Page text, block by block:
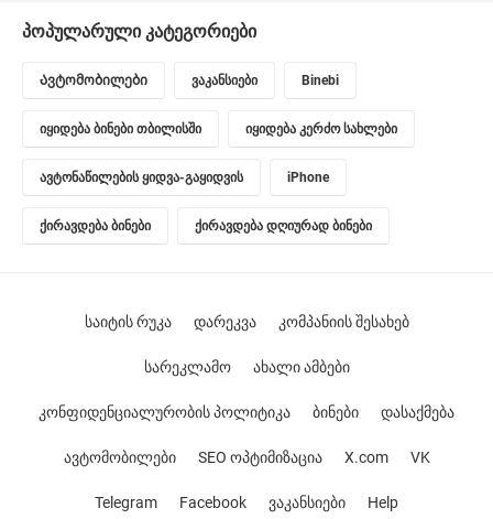
პოპულარული კატეგორიები
Ავტომობილები ვაკანსიები Binebi
იყიდება ბინები თბილისში იყიდება კერძო სახლები
ავტონაწილების ყიდვა-გაყიდვის iPhone
ქირავდება ბინები ქირავდება დღიურად ბინები
საიტის რუკა დარეკვა კომპანიის შესახებ
სარეკლამო ახალი ამბები
კონფიდენციალურობის პოლიტიკა ბინები დასაქმება
ავტომობილები SEO ოპტიმიზაცია X.com VK
Telegram Facebook ვაკანსიები Help